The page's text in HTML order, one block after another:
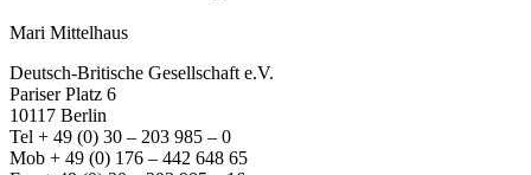
Mari Mittelhaus
Deutsch-Britische Gesellschaft e.V.
Pariser Platz 6
10117 Berlin
Tel + 49 (0) 30 – 203 985 – 0
Mob + 49 (0) 176 – 442 648 65